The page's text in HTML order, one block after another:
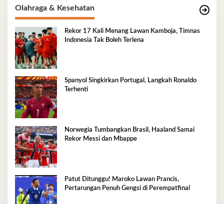
Olahraga & Kesehatan
Rekor 17 Kali Menang Lawan Kamboja, Timnas
Indonesia Tak Boleh Terlena
Spanyol Singkirkan Portugal, Langkah Ronaldo
Terhenti
Norwegia Tumbangkan Brasil, Haaland Samai
Rekor Messi dan Mbappe
Patut Ditunggu! Maroko Lawan Prancis,
Pertarungan Penuh Gengsi di Perempatfinal